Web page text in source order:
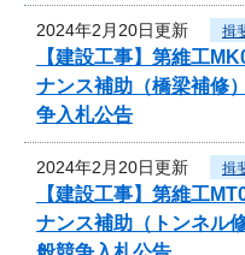
2024年2月20日更新 揖
【建設工事】第維工
ナンス補助（橋梁補修
争入札公告
2024年2月20日更新 揖
【建設工事】第維工
ナンス補助（トンネル